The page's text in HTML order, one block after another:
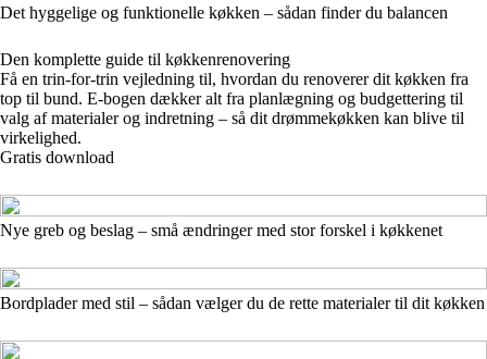
Det hyggelige og funktionelle køkken – sådan finder du balancen
Den komplette guide til køkkenrenovering
Få en trin-for-trin vejledning til, hvordan du renoverer dit køkken fra
top til bund. E-bogen dækker alt fra planlægning og budgettering til
valg af materialer og indretning – så dit drømmekøkken kan blive til
virkelighed.
Gratis download
Nye greb og beslag – små ændringer med stor forskel i køkkenet
Bordplader med stil – sådan vælger du de rette materialer til dit køkken